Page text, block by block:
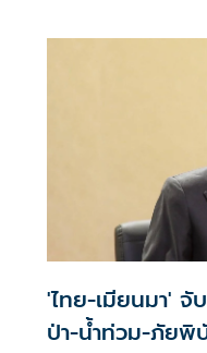
'ไทย-เมียนมา' จั
ป่า-น้ำท่วม-ภัยพิ